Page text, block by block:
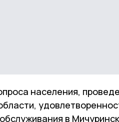
населения,
в